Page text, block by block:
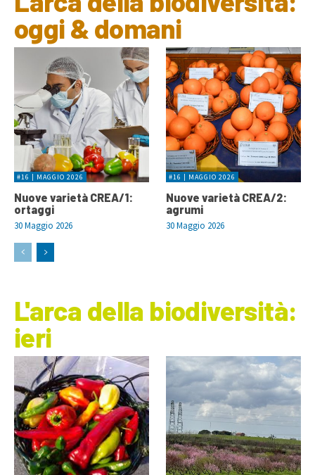
oggi & domani
#16 | MAGGIO 2026
Nuove varietà CREA/1:
ortaggi
30 Maggio 2026
#16 | MAGGIO 2026
Nuove varietà CREA/2:
agrumi
30 Maggio 2026
L'arca della biodiversità:
ieri